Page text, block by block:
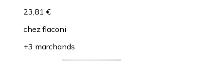
23,81 €
chez flaconi
+3 marchands